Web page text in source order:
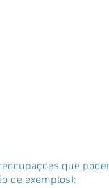
que
de exemplos):